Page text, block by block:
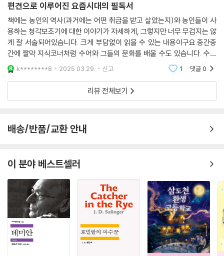
어음처리기를 달고 있으면 자기들처럼
들을 수 있는 줄 알아. 그래서 말도
빨리 하고, 입도 가리고…….
음…… 별로네.
--- p.395
는 모습을 보니 나도 덩달아 들떴지요. 희망은 전염성이 강하니까요. 수술
이며 장치, 치료는 정말 비쌌어요. 하지만 누가 희망에 가격을 매길 수 있겠
안 된다고 말한 건 의사들이었어요. 수어를 사용하면 아이가 혼란스러워할
--- p.425
이제 인공와우를 떼어버렸으니 찰리는 부모님이 그토록 그녀에게 들려주
고 싶어 했던 목소리, 음악, 심지어 오스틴에게도 가끔 들리는 커다란 굉음
의 잔향조차 들을 수 없게 되었다. 어쩌면, 그건 그리 나쁜 일이 아닐지도
몰랐다. 그런 고요함을 가질 수 있다는 것 말이다.
--- p.477
화한다. 학교에 다닐 때는 이상한 아이 취급을 받으며 특수반에 가고, 성적
은 D를 면하지 못한다. “구화를 할 때 바보처럼”(24쪽) 보였고, “머리가
지끈거리고 눈앞이 흔들리고”(232쪽), 구토를 한다. 찰리의 소망은 오직
머릿속의 인공와우 장치를 제거하는 것뿐이다. 하지만 인공와우를 끼고 들
으려는 노력이라도 해보는 것이 “엄마에게는 위로이자 상”이고 “언젠가
는, 그 언젠가는 딸이 머릿속에 끊임없이 쑤셔 넣어지는 잡음을 마침내 이
해할 수 있게 될 거라는 한 줄기 희망”(24쪽)이기도 하다는 사실을 끝내
외면하지 못한다. “그보다 청인일 순 없는”(330쪽) 엄마와 찰리의 대화는
픔을 딛고 일어난 기적의 아이”(147쪽)가 되었어야 할 찰리는 오히려 점
던진다. 찰리는 이렇게 대답한다. “나, 여기선 인공와우 꺼. 이대로 좋은데
망치고 싶지 않으니까.”(396쪽)
『트루 비즈』는 수어 초급자인 찰리가 공부한 교육 자료를 이야기 속에서
자연스럽게 읽으며 수어에 친근해지도록 유도한다. 대부분의 등장인물은
미국 수어로 소통하며 다양한 방식으로 청각장애와 얽혀 있다. 이중에는
농인으로서의 자부심(Deaf Gain), 농인 정체성을 성공적으로 획득한 오
스틴과 같은 캐릭터도 있다. 수어는 농인에게 자유를 주지만, 청인 사회는
편견으로 이루어진 요즘시대의 필독서
책에는 농인의 역사(과거에는 어떤 취급을 받고 살았는지)와 농인들이 사
용하는 청각보조기에 대한 이야기가 자세하게, 그렇지만 너무 무겁지는 않
게 잘 서술되어있습니다. 크게 부담없이 읽을 수 있는 내용이구요.중간중
간에 짤막 지식코너처럼 수어와 그들의 문화를 배울 수도 있습니다. 수어
는 다 같은 언어인줄 알았다. 그러니까 한국어, 영어 처럼 그냥 '수어'라고
하면 전세계 모든
k********8 2025.03.29. 신고 1 댓글0
리뷰 전체보기
배송/반품/교환 안내
이 분야 베스트셀러